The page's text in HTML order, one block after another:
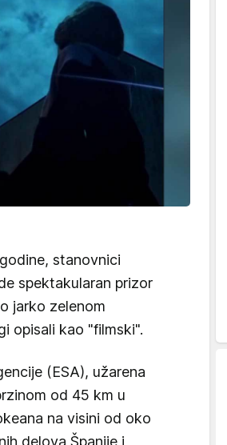
stanovnici
spektakularan prizor
jarko zelenom
opisali kao "filmski".
(ESA), užarena
od 45 km u
na visini od oko
delova Španije i